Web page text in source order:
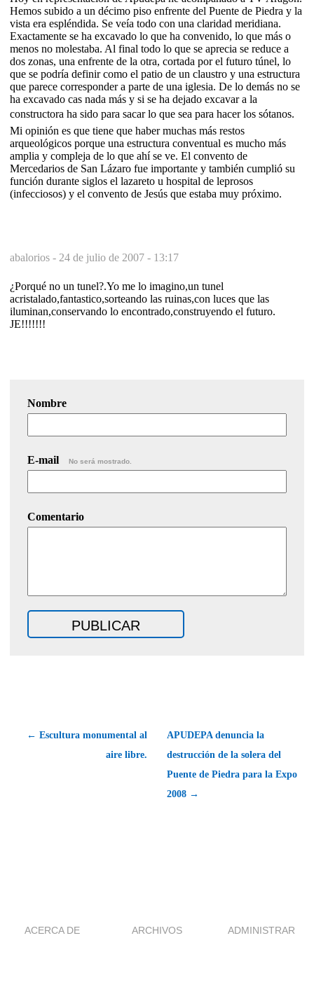
Hemos subido a un décimo piso enfrente del Puente de Piedra y la
vista era espléndida. Se veía todo con una claridad meridiana.
Exactamente se ha excavado lo que ha convenido, lo que más o
menos no molestaba. Al final todo lo que se aprecia se reduce a
dos zonas, una enfrente de la otra, cortada por el futuro túnel, lo
que se podría definir como el patio de un claustro y una estructura
que parece corresponder a parte de una iglesia. De lo demás no se
ha excavado cas nada más y si se ha dejado excavar a la
constructora ha sido para sacar lo que sea para hacer los sótanos.
Mi opinión es que tiene que haber muchas más restos
arqueológicos porque una estructura conventual es mucho más
amplia y compleja de lo que ahí se ve. El convento de
Mercedarios de San Lázaro fue importante y también cumplió su
función durante siglos el lazareto u hospital de leprosos
(infecciosos) y el convento de Jesús que estaba muy próximo.
abalorios - 24 de julio de 2007 - 13:17
¿Porqué no un tunel?.Yo me lo imagino,un tunel
acristalado,fantastico,sorteando las ruinas,con luces que las
iluminan,conservando lo encontrado,construyendo el futuro.
JE!!!!!!!
Nombre
E-mail No será mostrado.
Comentario
← Escultura monumental al
aire libre.
APUDEPA denuncia la
destrucción de la solera del
Puente de Piedra para la Expo
2008 →
ACERCA DE ARCHIVOS ADMINISTRAR